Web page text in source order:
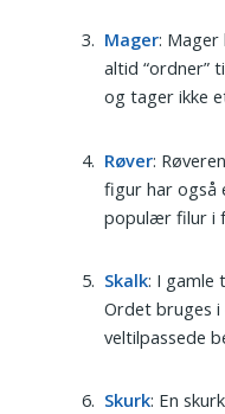
Mager:
altid “ordner”
og tager ikke
Røver:
figur har også
populær filur i
Skalk: I gamle
Ordet bruges
veltilpassede
Skurk: En